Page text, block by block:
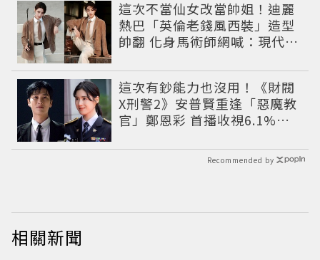
這次不當仙女改當帥姐！迪麗
熱巴「英倫老錢風西裝」造型
帥翻 化身馬術師網喊：現代版
這次有鈔能力也沒用！《財閥
X刑警2》安普賢重逢「惡魔教
官」鄭恩彩 首播收視6.1%超
Recommended by
相關新聞